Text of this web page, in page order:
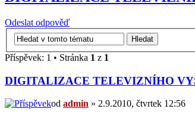
Odeslat odpověď
Příspěvek: 1 • Stránka 1 z 1
DIGITALIZACE TELEVIZNÍHO
od admin » 2.9.2010, čtvrtek 12:56